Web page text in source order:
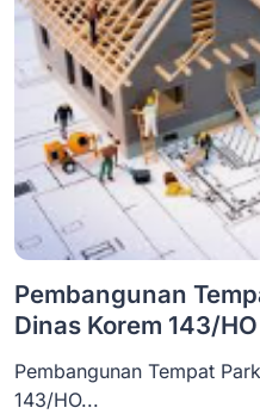
Pembangunan
Dinas Korem 143/HO
Pembangunan Tempat
143/HO...